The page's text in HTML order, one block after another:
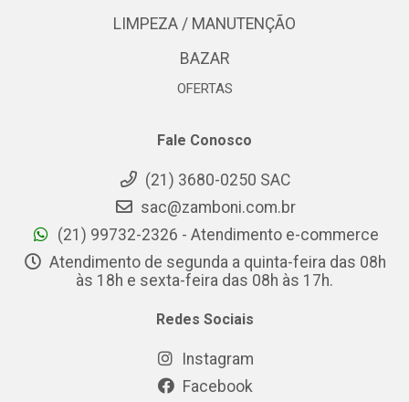
LIMPEZA / MANUTENÇÃO
BAZAR
OFERTAS
Fale Conosco
(21) 3680-0250 SAC
sac@zamboni.com.br
(21) 99732-2326 - Atendimento e-commerce
Atendimento de segunda a quinta-feira das 08h
às 18h e sexta-feira das 08h às 17h.
Redes Sociais
Instagram
Facebook